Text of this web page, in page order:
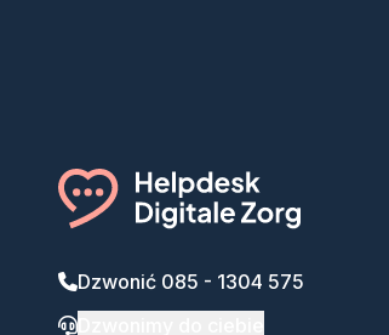
Dzwonić 085 - 1304 575